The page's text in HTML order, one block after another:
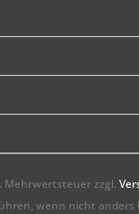
Mehrwertsteuer zzgl.
wenn nicht anders